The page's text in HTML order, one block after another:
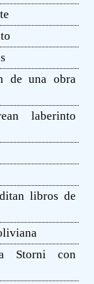
de una obra
laberinto
libros de
Storni con